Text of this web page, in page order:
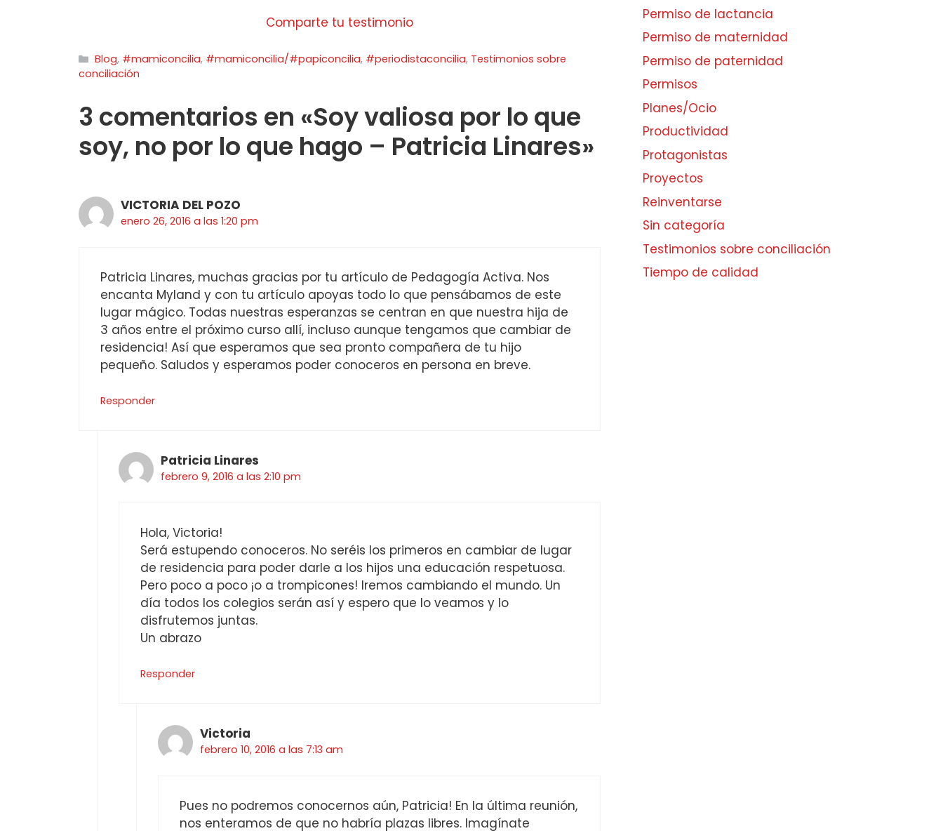
Comparte tu testimonio
Categorías
Blog, #mamiconcilia, #mamiconcilia/#papiconcilia, #periodistaconcilia, Testimonios sobre
conciliación
3 comentarios en «Soy valiosa por lo que
soy, no por lo que hago – Patricia Linares»
VICTORIA DEL POZO
enero 26, 2016 a las 1:20 pm
Patricia Linares, muchas gracias por tu artículo de Pedagogía Activa. Nos
encanta Myland y con tu artículo apoyas todo lo que pensábamos de este
lugar mágico. Todas nuestras esperanzas se centran en que nuestra hija de
3 años entre el próximo curso allí, incluso aunque tengamos que cambiar de
residencia! Así que esperamos que sea pronto compañera de tu hijo
pequeño. Saludos y esperamos poder conoceros en persona en breve.
Responder
Patricia Linares
febrero 9, 2016 a las 2:10 pm
Hola, Victoria!
Será estupendo conoceros. No seréis los primeros en cambiar de lugar
de residencia para poder darle a los hijos una educación respetuosa.
Pero poco a poco ¡o a trompicones! Iremos cambiando el mundo. Un
día todos los colegios serán así y espero que lo veamos y lo
disfrutemos juntas.
Un abrazo
Responder
Victoria
febrero 10, 2016 a las 7:13 am
Pues no podremos conocernos aún, Patricia! En la última reunión,
nos enteramos de que no habría plazas libres. Imagínate
Permiso de lactancia
Permiso de maternidad
Permiso de paternidad
Permisos
Planes/Ocio
Productividad
Protagonistas
Proyectos
Reinventarse
Sin categoría
Testimonios sobre conciliación
Tiempo de calidad